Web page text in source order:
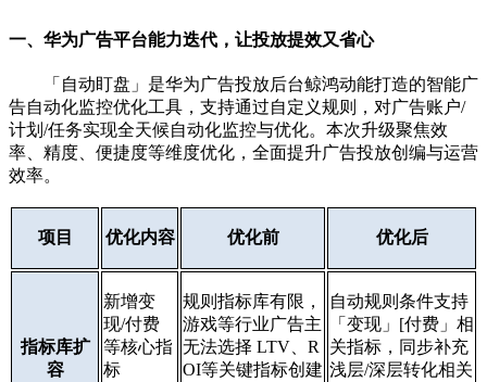
一、华为广告平台能力迭代，让投放提效又省心
「 自动盯盘 」 是华为广告投放后台鲸鸿动能打造的智能广
告自动化监控优化工具，支持通过自定义规则，对广告账户/
计划/任务实现全天候自动化监控与优化。本次升级聚焦效
率、精度、便捷度等维度优化，全面提升广告投放创编与运营
效率。
项目 优化内容 优化前 优化后
指标库扩
容
新增变
现/付费
等核心指
标
规则指标库有限，
游戏等行业广告主
无法选择 LTV、R
OI等关键指标创建
自动规则条件支持
「变现」[付费」相
关指标，同步补充
浅层/深层转化相关